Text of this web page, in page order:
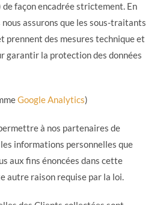
de façon encadrée strictement. En
assurons que les sous-traitants
prennent des mesures technique et
garantir la protection des données
Google Analytics)
à nos partenaires de
informations personnelles que
aux fins énoncées dans cette
autre raison requise par la loi.